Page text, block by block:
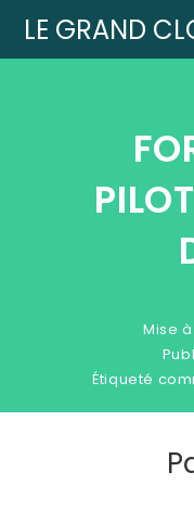
LE GRAND
Mise
Étiqueté